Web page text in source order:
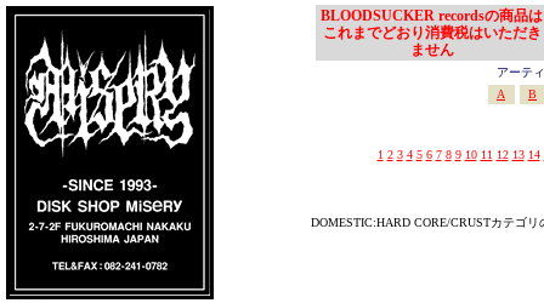
BLOODSUCKER recordsの商品は
これまでどおり消費税はいただき
ません
アーテ
A
B
1 2 3 4 5 6 7 8 9 10 11 12 13 14
DOMESTIC:HARD CORE/CRUSTカテゴ